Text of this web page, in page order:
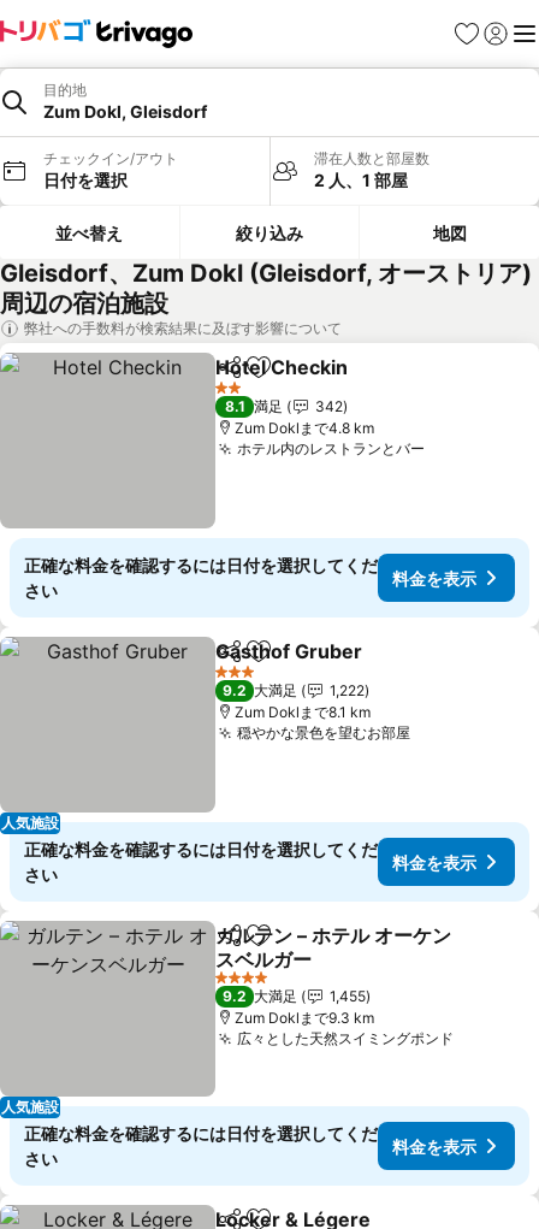
お気に入り
ログイ
メ
目的地
Zum Dokl, Gleisdorf
チェックイン/アウト
日付を選択
滞在人数と部屋数
2 人、1 部屋
並べ替え 絞り込み 地図
Gleisdorf、Zum Dokl (Gleisdorf, オーストリア)
周辺の宿泊施設
弊社への手数料が検索結果に及ぼす影響について
シェアお気に入りに追加
Hotel Checkin
2 ホテルのランク
8.1 満足
342
Zum Doklまで4.8 km
ホテル内のレストランとバー
正確な料金を確認するには日付を選択してくだ
さい
料金を表示
人気施設
シェアお気に入りに追加
Gasthof Gruber
3 ホテルのランク
9.2 大満足
1,222
Zum Doklまで8.1 km
穏やかな景色を望むお部屋料金を表示
正確な料金を確認するには日付を選択してくだ
さい
料金を表示
人気施設
シェアお気に入りに追加
ガルテン – ホテル オーケン
スベルガー
料金を表示
4 ホテルのランク
9.2 大満足
1,455
Zum Doklまで9.3 km
広々とした天然スイミングポンド
正確な料金を確認するには日付を選択してくだ
さい
料金を表示
Locker & Légere